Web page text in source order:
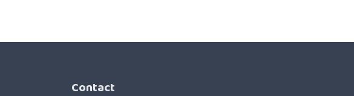
Contact